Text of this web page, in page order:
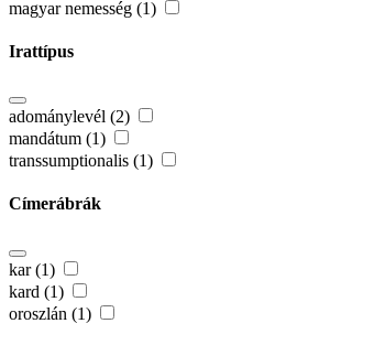
magyar nemesség (1)
Irattípus
adománylevél (2)
mandátum (1)
transsumptionalis (1)
Címerábrák
kar (1)
kard (1)
oroszlán (1)